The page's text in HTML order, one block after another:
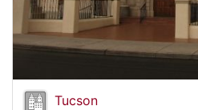
Tucson